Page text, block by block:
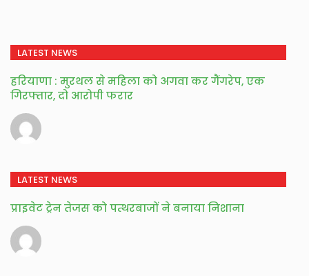
LATEST NEWS
हरियाणा : मुरथल से महिला को अगवा कर गैंगरेप, एक
गिरफ्तार, दो आरोपी फरार
LATEST NEWS
प्राइवेट ट्रेन तेजस को पत्थरबाजों ने बनाया निशाना